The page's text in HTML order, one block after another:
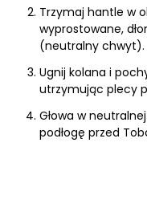
Trzymaj hantle w
wyprostowane,
(neutralny chwyt).
Ugnij kolana i
utrzymując plecy
Głowa w
podłogę przed